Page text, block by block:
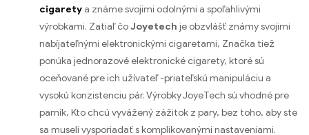
cigarety a známe svojimi odolnými a spoľahlivými
výrobkami. Zatiaľ čoJoyetech je obzvlášť známy svojimi
nabíjateľnými elektronickými cigaretami, Značka tiež
ponúka jednorazové elektronické cigarety, ktoré sú
oceňované pre ich užívateľ -priateľskú manipuláciu a
vysokú konzistenciu pár. Výrobky JoyeTech sú vhodné pre
parník, Kto chcú vyvážený zážitok z pary, bez toho, aby ste
sa museli vysporiadať s komplikovanými nastaveniami.